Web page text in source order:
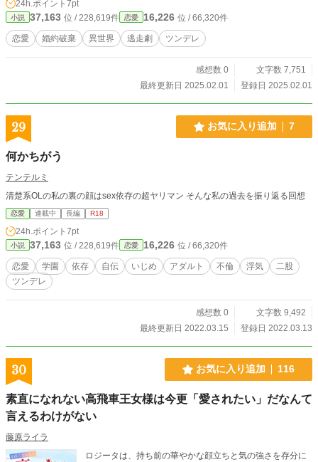
24h.ポイント 7pt
小説 37,163 位 / 228,619件 恋愛 16,226 位 / 66,320件
恋愛 婚約破棄 異世界 逃走劇 ツンデレ
感想数 0
文字数 7,751
最終更新日 2025.02.01
登録日 2025.02.01
29 お気に入り追加 7
何かちがう
テンテルミ
清楚系OLの私の裏の顔はsex依存の超ヤリマン そんな私の過去を振り返る回想
恋愛 連載中 長編 R18
24h.ポイント 7pt
小説 37,163 位 / 228,619件 恋愛 16,226 位 / 66,320件
恋愛 学園 依存 自伝 いじめ アダルト 不倫 浮気
二股
ツンデレ
感想数 0
文字数 9,492
最終更新日 2022.03.15
登録日 2022.03.13
30 お気に入り追加 116
素直になれない高飛車王女様は今更「愛されたい」だなんて
言えるわけがない
藤原ライラ
ロジータは、持ち前の華やかな顔立ちと気の強さを存分に